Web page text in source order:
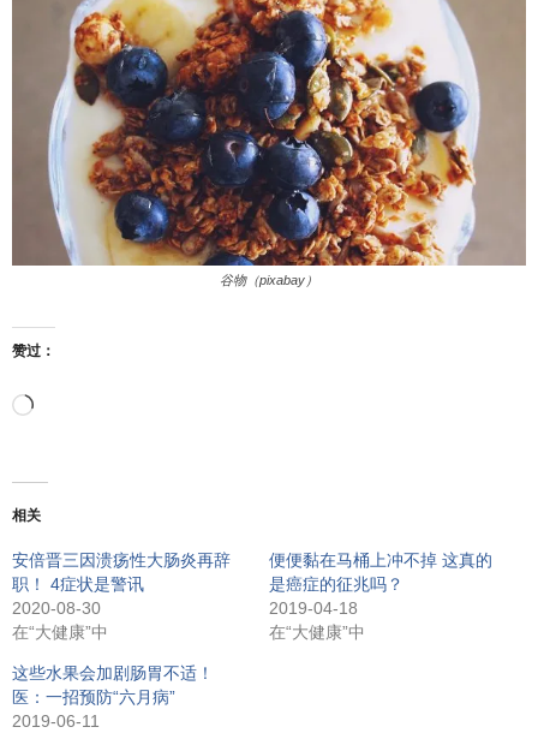
谷物（pixabay）
赞过：
正
加
载…
相关
安倍晋三因溃疡性大肠炎再辞
职！ 4症状是警讯
2020-08-30
在“大健康”中
便便黏在马桶上冲不掉 这真的
是癌症的征兆吗？
2019-04-18
在“大健康”中
这些水果会加剧肠胃不适！
医：一招预防“六月病”
2019-06-11